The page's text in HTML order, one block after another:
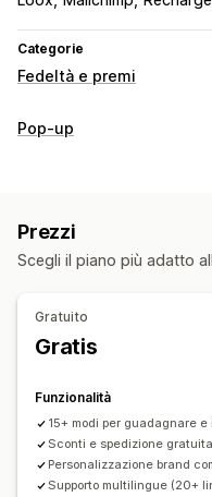
Categorie
Fedeltà e premi
Tipi di programmi
Premi che si possono offrire
Spedizione gratuita
Accesso in esclusiva
Pop-up
Prezzi
Scegli il piano più adatto
Gratuito
Gratis
Funzionalità
15+ modi per guadagnare
Sconti e spedizione gratuita
Personalizzazione brand
Supporto multilingue (20+